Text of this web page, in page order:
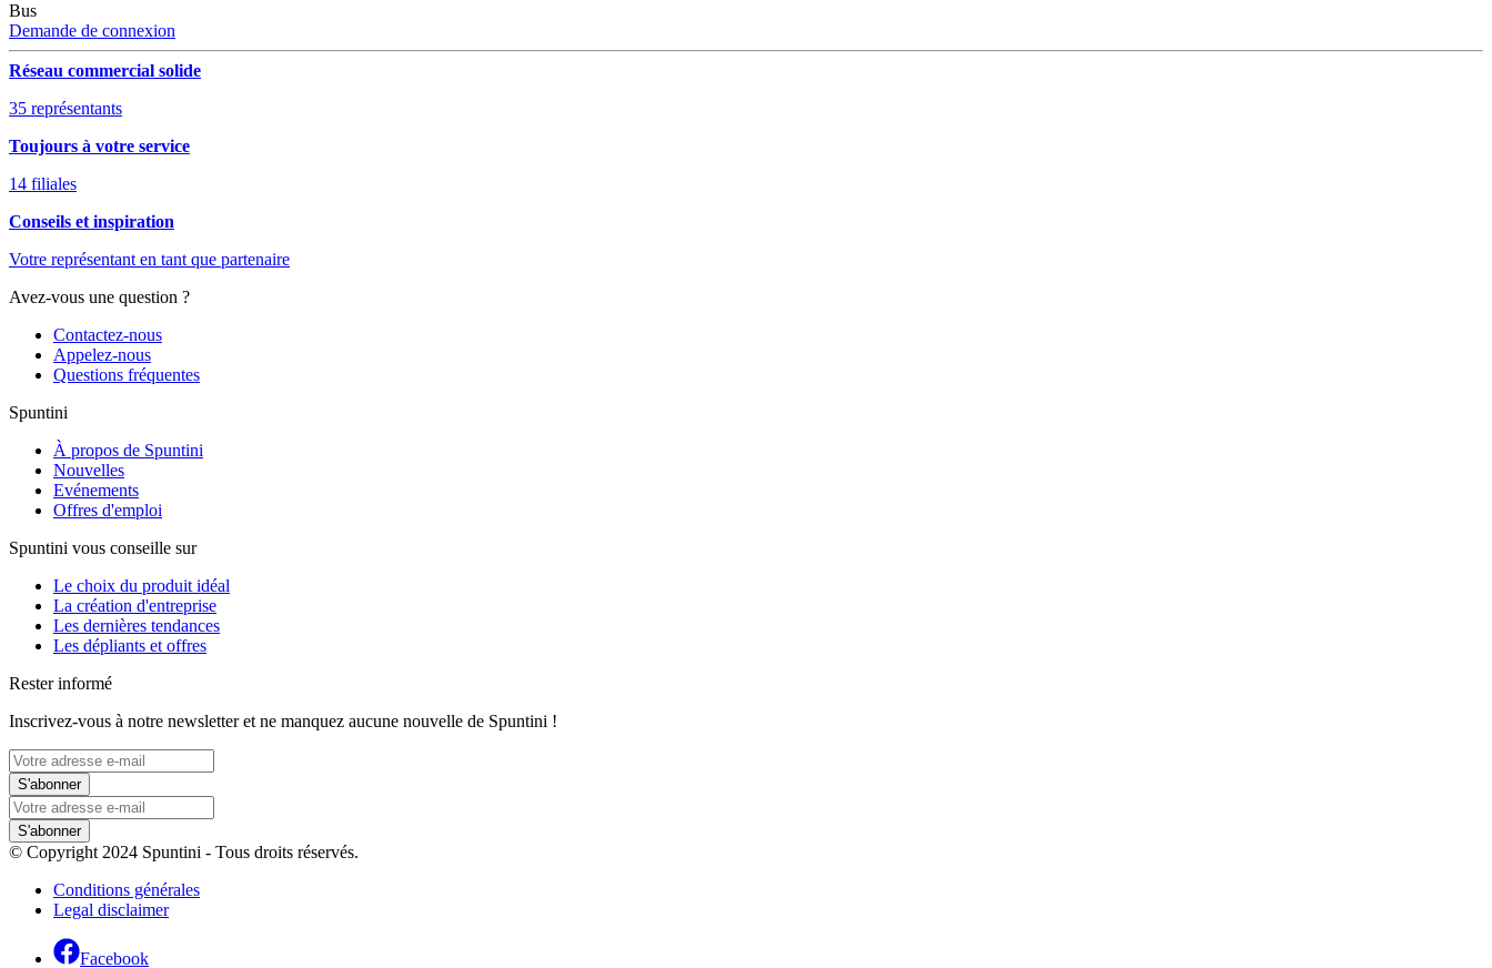
Bus
Demande de connexion
Réseau commercial solide
35 représentants
Toujours à votre service
14 filiales
Conseils et inspiration
Votre représentant en tant que partenaire
Avez-vous une question ?
Contactez-nous
Appelez-nous
Questions fréquentes
Spuntini
À propos de Spuntini
Nouvelles
Evénements
Offres d'emploi
Spuntini vous conseille sur
Le choix du produit idéal
La création d'entreprise
Les dernières tendances
Les dépliants et offres
Rester informé
Inscrivez-vous à notre newsletter et ne manquez aucune nouvelle de Spuntini !
S'abonner
S'abonner
© Copyright 2024 Spuntini - Tous droits réservés.
Conditions générales
Legal disclaimer
Facebook